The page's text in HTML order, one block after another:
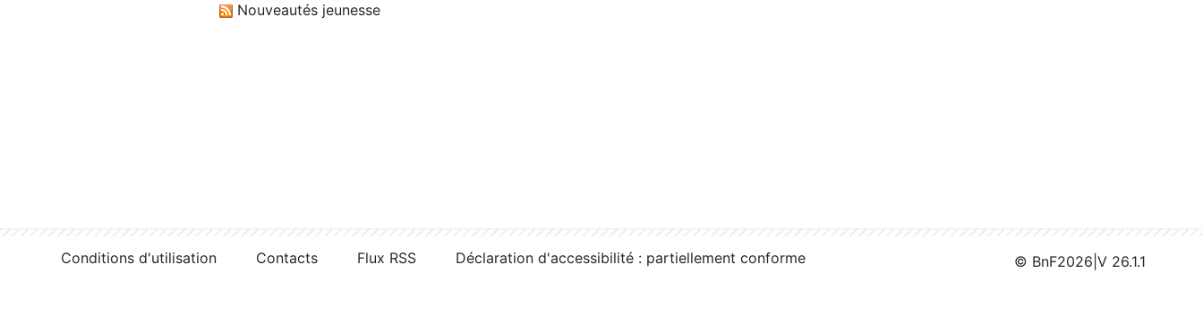
Nouveautés jeunesse
Conditions d'utilisation Contacts Flux RSS Déclaration d'accessibilité : partiellement conforme © BnF2026 V 26.1.1